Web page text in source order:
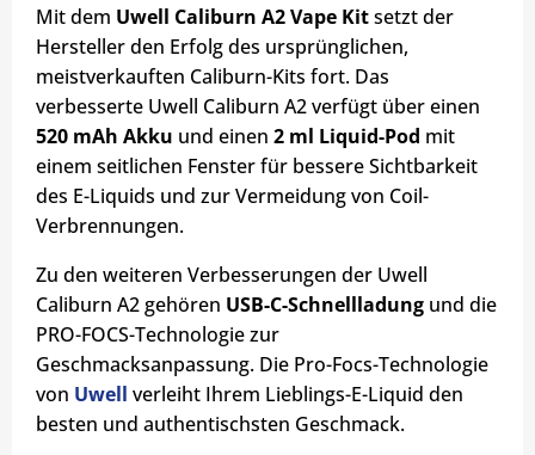
Mit dem Uwell Caliburn A2 Vape Kitsetzt der
Hersteller den Erfolg des ursprünglichen,
meistverkauften Caliburn-Kits fort. Das
verbesserte Uwell Caliburn A2 verfügt über einen
520 mAh Akku und einen 2 ml Liquid-Pod mit
einem seitlichen Fenster für bessere Sichtbarkeit
des E-Liquids und zur Vermeidung von Coil-
Verbrennungen.
Zu den weiteren Verbesserungen der Uwell
Caliburn A2 gehören USB-C-Schnellladung und die
PRO-FOCS-Technologie zur
Geschmacksanpassung. Die Pro-Focs-Technologie
von Uwell verleiht Ihrem Lieblings-E-Liquid den
besten und authentischsten Geschmack.